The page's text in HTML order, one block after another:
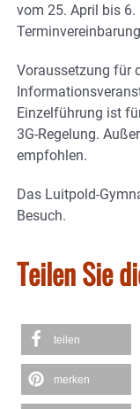
vom 25. April bis
Voraussetzung für
Einzelführung ist
3G-Regelung.
empfohlen.
Das Luitpold-
Besuch.
Teilen Sie
teilen
merken